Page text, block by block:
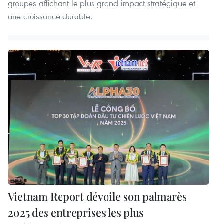
groupes affichant le plus grand impact stratégique et
une croissance durable.
Vietnam Report dévoile son palmarès
2025 des entreprises les plus